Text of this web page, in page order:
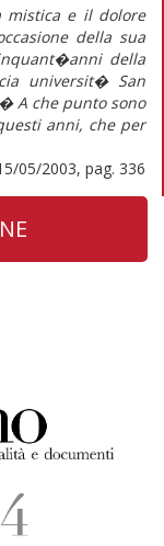
mistica e il dolore
della sua
della
universit� San
che punto sono
anni, che per
05/2003, pag. 336